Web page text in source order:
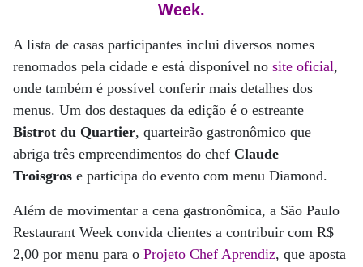
Week.
A lista de casas participantes inclui diversos nomes
renomados pela cidade e está disponível no site oficial,
onde também é possível conferir mais detalhes dos
menus. Um dos destaques da edição é o estreante
Bistrot du Quartier, quarteirão gastronômico que
abriga três empreendimentos do chef Claude
Troisgros e participa do evento com menu Diamond.
Além de movimentar a cena gastronômica, a São Paulo
Restaurant Week convida clientes a contribuir com R$
2,00 por menu para o Projeto Chef Aprendiz, que aposta